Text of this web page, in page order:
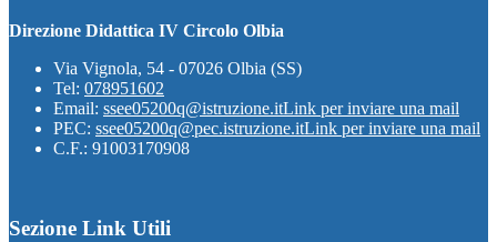
Direzione Didattica IV Circolo Olbia
Via Vignola, 54 - 07026 Olbia (SS)
Tel: 078951602
Email: ssee05200q@istruzione.itLink per inviare una mail
PEC: ssee05200q@pec.istruzione.itLink per inviare una mail
C.F.: 91003170908
Sezione Link Utili